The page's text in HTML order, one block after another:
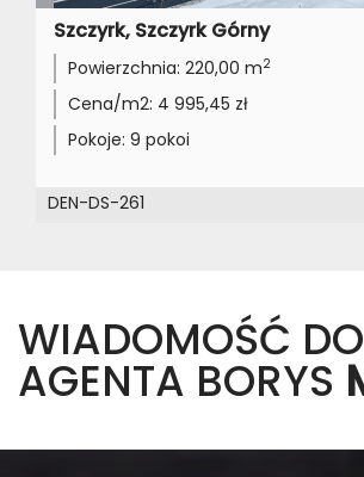
Szczyrk, Szczyrk Górny
Powierzchnia: 220,00 m2
Cena/m2: 4 995,45 zł
Pokoje: 9 pokoi
DEN-DS-261
WIADOMOŚĆ DO
AGENTA BORYS